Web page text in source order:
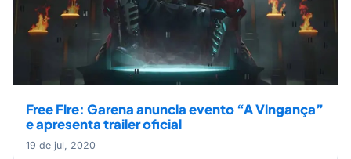
Free Fire: Garena anuncia evento “A Vingança”
e apresenta trailer oficial
19 de jul, 2020